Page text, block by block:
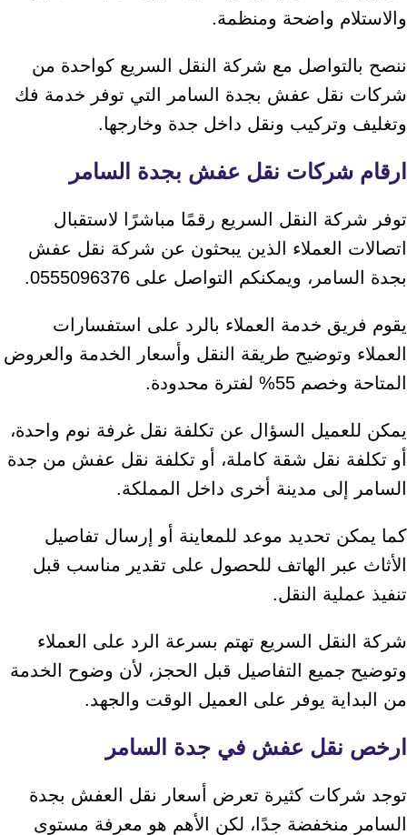
والاستلام واضحة ومنظمة.
ننصح بالتواصل مع شركة النقل السريع كواحدة من
شركات نقل عفش بجدة السامر التي توفر خدمة فك
وتغليف وتركيب ونقل داخل جدة وخارجها.
ارقام شركات نقل عفش بجدة السامر
توفر شركة النقل السريع رقمًا مباشرًا لاستقبال
اتصالات العملاء الذين يبحثون عن شركة نقل عفش
بجدة السامر، ويمكنكم التواصل على 0555096376.
يقوم فريق خدمة العملاء بالرد على استفسارات
العملاء وتوضيح طريقة النقل وأسعار الخدمة والعروض
المتاحة وخصم 55% لفترة محدودة.
يمكن للعميل السؤال عن تكلفة نقل غرفة نوم واحدة،
أو تكلفة نقل شقة كاملة، أو تكلفة نقل عفش من جدة
السامر إلى مدينة أخرى داخل المملكة.
كما يمكن تحديد موعد للمعاينة أو إرسال تفاصيل
الأثاث عبر الهاتف للحصول على تقدير مناسب قبل
تنفيذ عملية النقل.
شركة النقل السريع تهتم بسرعة الرد على العملاء
وتوضيح جميع التفاصيل قبل الحجز، لأن وضوح الخدمة
من البداية يوفر على العميل الوقت والجهد.
ارخص نقل عفش في جدة السامر
توجد شركات كثيرة تعرض أسعار نقل العفش بجدة
السامر منخفضة جدًا، لكن الأهم هو معرفة مستوى